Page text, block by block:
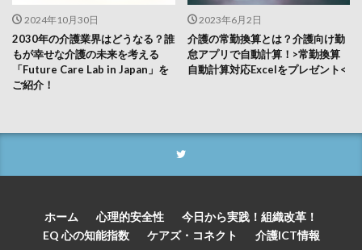
2024年10月30日
2030年の介護業界はどうなる？誰
もが幸せな介護の未来を考える
「Future Care Lab in Japan」を
ご紹介！
2023年6月2日
介護の常勤換算とは？介護向け勤
怠アプリで自動計算！>常勤換算
自動計算対応Excelをプレゼント<
ホーム 心理的安全性
今日から実践！組織改革！
EQ 心の知能指数
ケアズ・コネクト 介護ICT情報